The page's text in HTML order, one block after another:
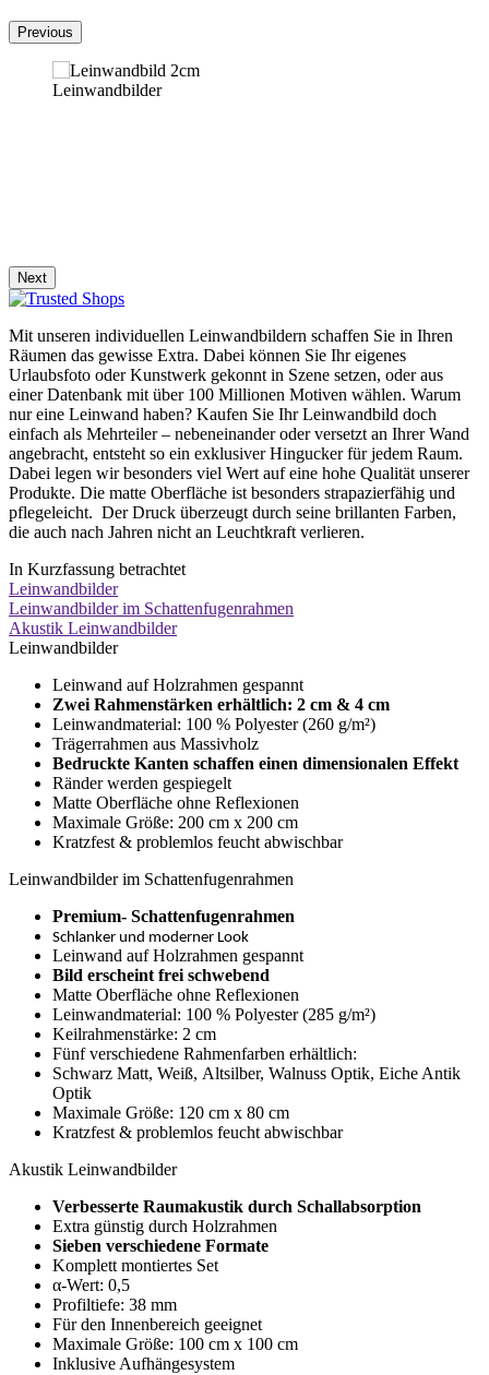
Previous
Leinwandbilder
Next
Mit unseren individuellen Leinwandbildern schaffen Sie in Ihren
Räumen das gewisse Extra. Dabei können Sie Ihr eigenes
Urlaubsfoto oder Kunstwerk gekonnt in Szene setzen, oder aus
einer Datenbank mit über 100 Millionen Motiven wählen. Warum
nur eine Leinwand haben? Kaufen Sie Ihr Leinwandbild doch
einfach als Mehrteiler – nebeneinander oder versetzt an Ihrer Wand
angebracht, entsteht so ein exklusiver Hingucker für jedem Raum.
Dabei legen wir besonders viel Wert auf eine hohe Qualität unserer
Produkte. Die matte Oberfläche ist besonders strapazierfähig und
pflegeleicht. Der Druck überzeugt durch seine brillanten Farben,
die auch nach Jahren nicht an Leuchtkraft verlieren.
In Kurzfassung betrachtet
Leinwandbilder
Leinwandbilder im Schattenfugenrahmen
Akustik Leinwandbilder
Leinwandbilder
Leinwand auf Holzrahmen gespannt
Zwei Rahmenstärken erhältlich: 2 cm & 4 cm
Leinwandmaterial: 100 % Polyester (260 g/m²)
Trägerrahmen aus Massivholz
Bedruckte Kanten schaffen einen dimensionalen Effekt
Ränder werden gespiegelt
Matte Oberfläche ohne Reflexionen
Maximale Größe: 200 cm x 200 cm
Kratzfest & problemlos feucht abwischbar
Leinwandbilder im Schattenfugenrahmen
Premium- Schattenfugenrahmen
Schlanker und moderner Look
Leinwand auf Holzrahmen gespannt
Bild erscheint frei schwebend
Matte Oberfläche ohne Reflexionen
Leinwandmaterial: 100 % Polyester (285 g/m²)
Keilrahmenstärke: 2 cm
Fünf verschiedene Rahmenfarben erhältlich:
Schwarz Matt, Weiß, Altsilber, Walnuss Optik, Eiche Antik
Optik
Maximale Größe: 120 cm x 80 cm
Kratzfest & problemlos feucht abwischbar
Akustik Leinwandbilder
Verbesserte Raumakustik durch Schallabsorption
Extra günstig durch Holzrahmen
Sieben verschiedene Formate
Komplett montiertes Set
α-Wert: 0,5
Profiltiefe: 38 mm
Für den Innenbereich geeignet
Maximale Größe: 100 cm x 100 cm
Inklusive Aufhängesystem